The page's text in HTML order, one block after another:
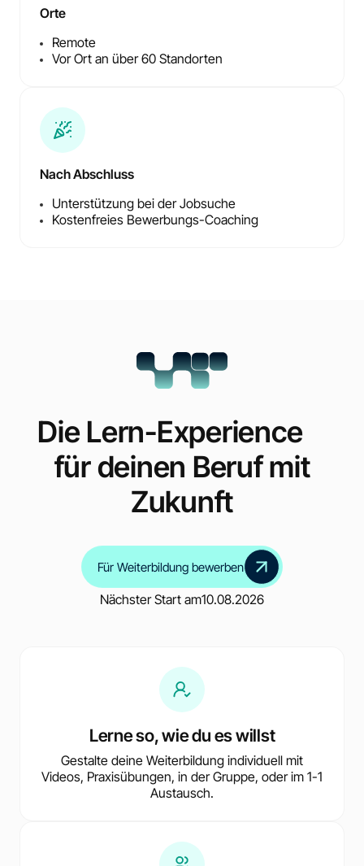
Orte
Remote
Vor Ort an über 60 Standorten
Nach Abschluss
Unterstützung bei der Jobsuche
Kostenfreies Bewerbungs-Coaching
Die Lern-Experience
für deinen Beruf mit
Zukunft
Für Weiterbildung bewerben
Nächster Start am10.08.2026
Lerne so, wie du es willst
Gestalte deine Weiterbildung individuell mit
Videos, Praxisübungen, in der Gruppe, oder im 1-1
Austausch.